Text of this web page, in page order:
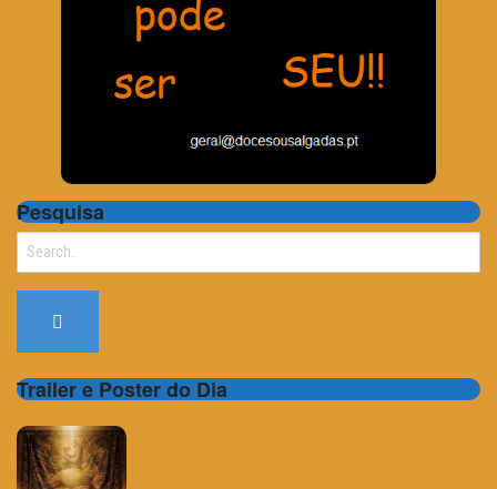
Pesquisa
Search
Trailer e Poster do Dia